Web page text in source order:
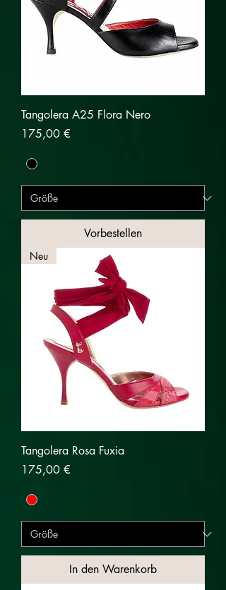
Tangolera A25 Flora Nero
Preis
175,00 €
Vorbestellen
Neu
Tangolera Rosa Fuxia
Preis
175,00 €
In den Warenkorb